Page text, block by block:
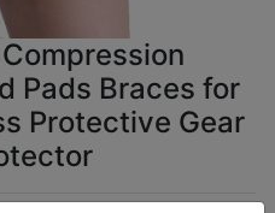
Pads Braces for
Protective Gear